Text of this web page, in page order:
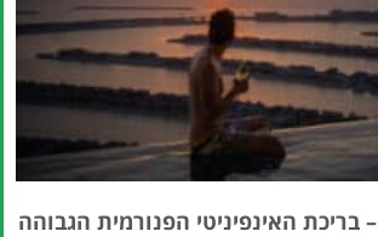
Aura Skypool – בריכת האינפיניטי הפנורמית הגבוהה